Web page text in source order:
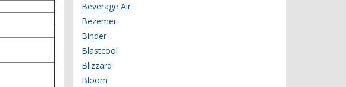
Beverage Air
Bezemer
Binder
Blastcool
Blizzard
Bloom